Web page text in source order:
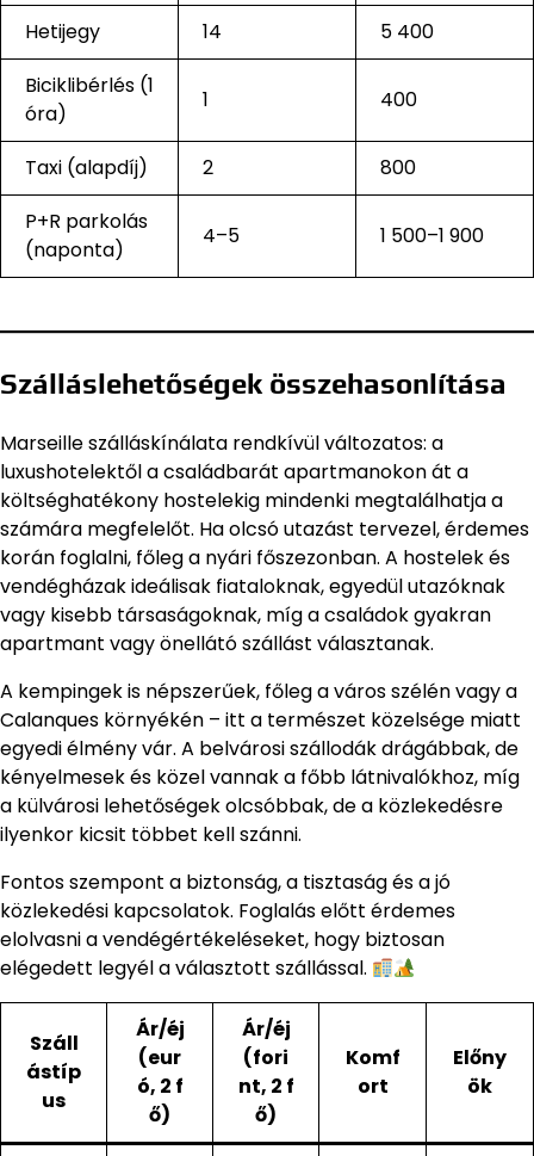
Hetijegy
14
5 400
Biciklibérlés (1
óra)
1 400
Taxi (alapdíj) 2
800
P+R parkolás
(naponta)
4–5 1 500–1 900
Szálláslehetőségek összehasonlítása
Marseille szálláskínálata rendkívül változatos: a
luxushotelektől a családbarát apartmanokon át a
költséghatékony hostelekig mindenki megtalálhatja a
számára megfelelőt. Ha olcsó utazást tervezel, érdemes
korán foglalni, főleg a nyári főszezonban. A hostelek és
vendégházak ideálisak fiataloknak, egyedül utazóknak
vagy kisebb társaságoknak, míg a családok gyakran
apartmant vagy önellátó szállást választanak.
A kempingek is népszerűek, főleg a város szélén vagy a
Calanques környékén – itt a természet közelsége miatt
egyedi élmény vár. A belvárosi szállodák drágábbak, de
kényelmesek és közel vannak a főbb látnivalókhoz, míg
a külvárosi lehetőségek olcsóbbak, de a közlekedésre
ilyenkor kicsit többet kell szánni.
Fontos szempont a biztonság, a tisztaság és a jó
közlekedési kapcsolatok. Foglalás előtt érdemes
elolvasni a vendégértékeléseket, hogy biztosan
elégedett legyél a választott szállással.
Száll
ástíp
us
Ár/éj
(eur
ó, 2 f
ő)
Ár/éj
(fori
nt, 2 f
ő)
Komf
ort
Előny
ök